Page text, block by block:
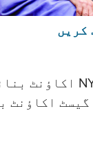
کریں